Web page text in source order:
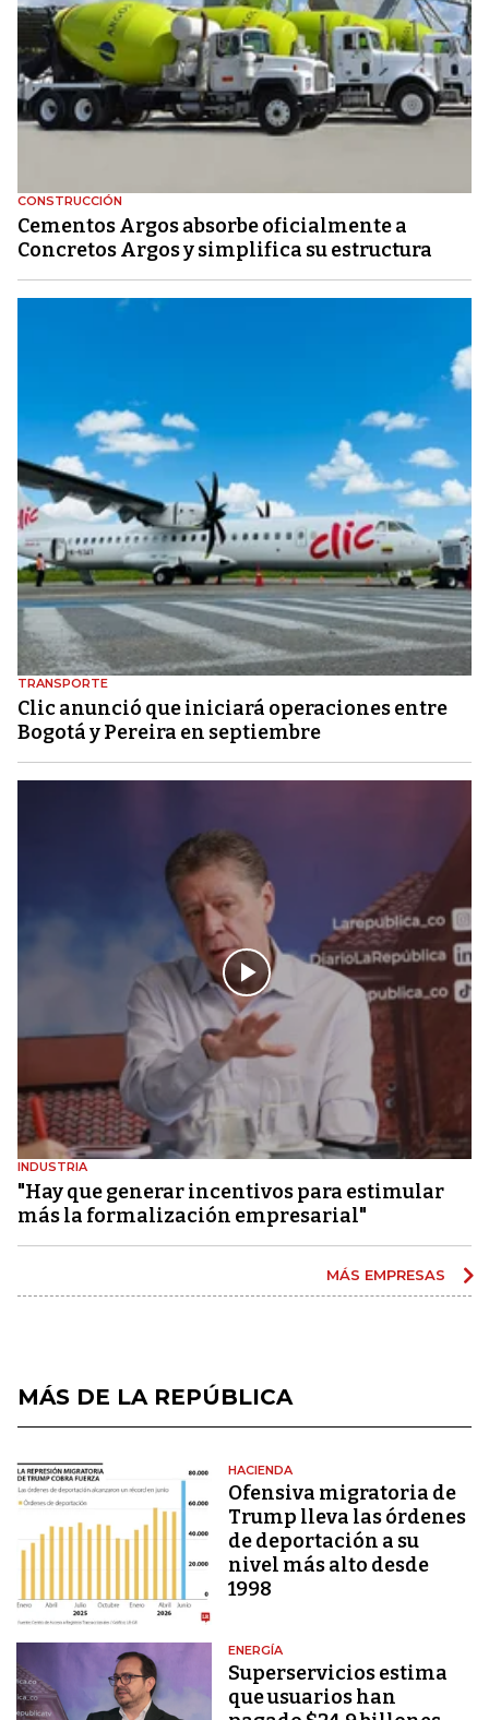
CONSTRUCCIÓN
Cementos Argos absorbe oficialmente a
Concretos Argos y simplifica su estructura
TRANSPORTE
Clic anunció que iniciará operaciones entre
Bogotá y Pereira en septiembre
INDUSTRIA
"Hay que generar incentivos para estimular
más la formalización empresarial"
MÁS EMPRESAS
MÁS DE LA REPÚBLICA
HACIENDA
Ofensiva migratoria de
Trump lleva las órdenes
de deportación a su
nivel más alto desde
1998
ENERGÍA
Superservicios estima
que usuarios han